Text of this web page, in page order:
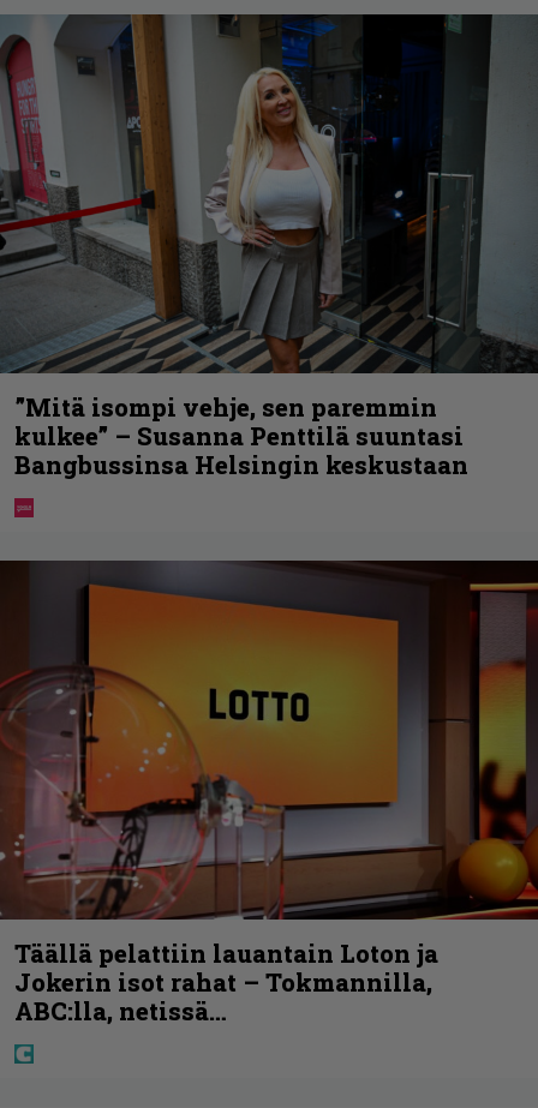
”Mitä isompi vehje, sen paremmin
kulkee” – Susanna Penttilä suuntasi
Bangbussinsa Helsingin keskustaan
Täällä pelattiin lauantain Loton ja
Jokerin isot rahat – Tokmannilla,
ABC:lla, netissä…